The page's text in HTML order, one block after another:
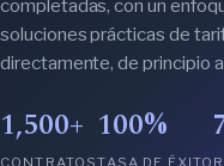
completadas, con un
soluciones prácticas de
directamente, de principio a
1,500+
CONTRATOS
100%
TASA DE ÉXITO